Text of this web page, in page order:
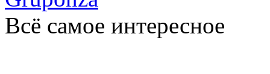
Всё самое интересное